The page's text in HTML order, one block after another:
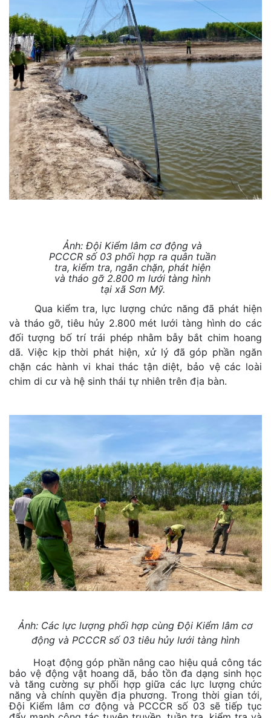
Ảnh:Đội Kiểm lâm cơ động và
PCCCR số 03 phối hợpra quân tuần
tra, kiểm tra, ngăn chặn, phát hiện
và tháo gỡ 2.800 m lưới tàng hình
tại xã Sơn Mỹ.
Qua kiểm tra, lực lượng chức năng đã phát hiện
và tháo gỡ, tiêu hủy 2.800 mét lưới tàng hình do các
đối tượng bố trí trái phép nhằm bẫy bắt chim hoang
dã. Việc kịp thời phát hiện, xử lý đã góp phần ngăn
chặn các hành vi khai thác tận diệt, bảo vệ các loài
chim di cư và hệ sinh thái tự nhiên trên địa bàn.
Ảnh: Các lực lượng phối hợp cùng Đội Kiểm lâm cơ
động và PCCCR số 03 tiêu hủy lưới tàng hình
Hoạt động góp phần nâng cao hiệu quả công tác
bảo vệ động vật hoang dã, bảo tồn đa dạng sinh học
và tăng cường sự phối hợp giữa các lực lượng chức
năng và chính quyền địa phương. Trong thời gian tới,
Đội Kiểm lâm cơ động và PCCCR số 03 sẽ tiếp tục